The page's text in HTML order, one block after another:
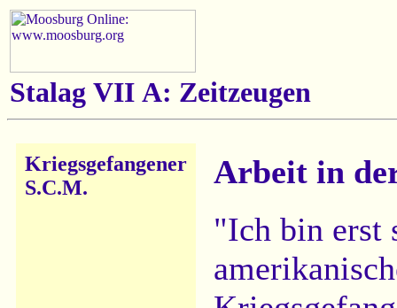
Stalag VII A: Zeitzeugen
Kriegsgefangener
S.C.M.
Arbeit in
"Ich bin erst